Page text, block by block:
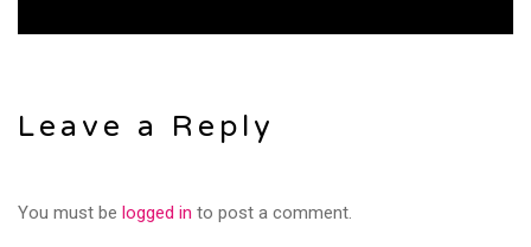
Leave a Reply
You must be logged in to post a comment.